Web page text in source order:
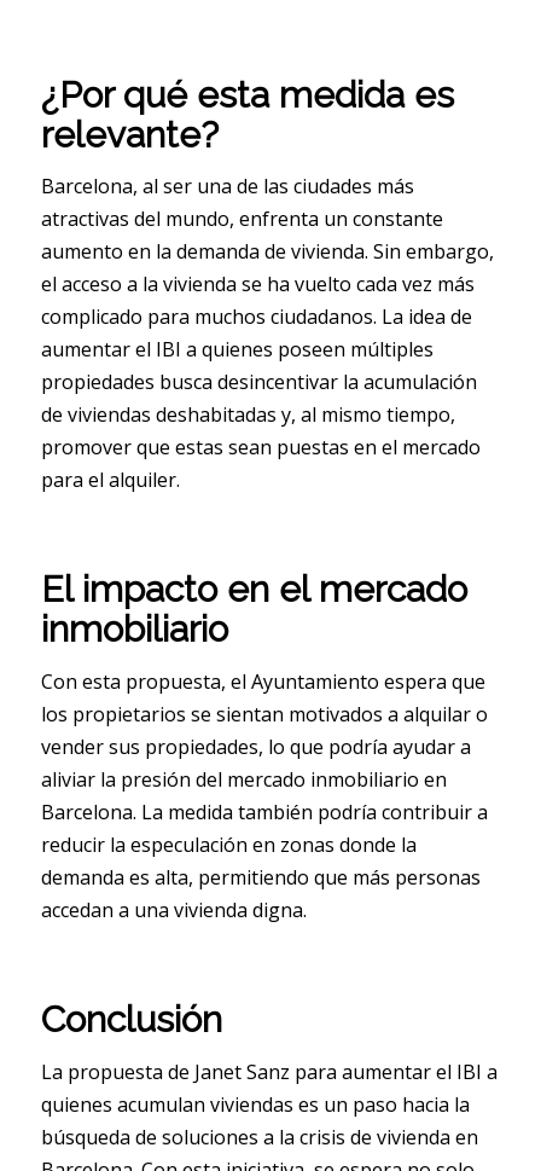
¿Por qué esta medida es
relevante?
Barcelona, al ser una de las ciudades más
atractivas del mundo, enfrenta un constante
aumento en la demanda de vivienda. Sin embargo,
el acceso a la vivienda se ha vuelto cada vez más
complicado para muchos ciudadanos. La idea de
aumentar el IBI a quienes poseen múltiples
propiedades busca desincentivar la acumulación
de viviendas deshabitadas y, al mismo tiempo,
promover que estas sean puestas en el mercado
para el alquiler.
El impacto en el mercado
inmobiliario
Con esta propuesta, el Ayuntamiento espera que
los propietarios se sientan motivados a alquilar o
vender sus propiedades, lo que podría ayudar a
aliviar la presión del mercado inmobiliario en
Barcelona. La medida también podría contribuir a
reducir la especulación en zonas donde la
demanda es alta, permitiendo que más personas
accedan a una vivienda digna.
Conclusión
La propuesta de Janet Sanz para aumentar el IBI a
quienes acumulan viviendas es un paso hacia la
búsqueda de soluciones a la crisis de vivienda en